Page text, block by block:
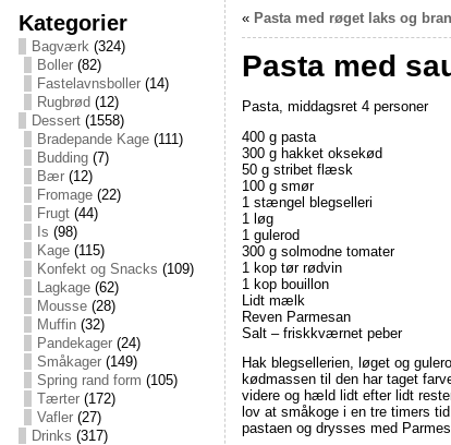
Kategorier
Bagværk(324)
Boller(82)
Fastelavnsboller(14)
Rugbrød (12)
Dessert(1558)
Bradepande Kage(111)
Budding(7)
Bær(12)
Fromage(22)
Frugt(44)
Is (98)
Kage(115)
Konfekt og Snacks (109)
Lagkage(62)
Mousse(28)
Muffin(32)
Pandekager(24)
Småkager(149)
Spring rand form (105)
Tærter(172)
Vafler(27)
Drinks (317)
« Pasta med røget laks og
Pasta med
Pasta, middagsret 4 personer
400 g pasta
300 g hakket oksekød
50 g stribet flæsk
100 g smør
1 stængel blegselleri
1 løg
1 gulerod
300 g solmodne tomater
1 kop tør rødvin
1 kop bouillon
Lidt mælk
Reven Parmesan
Salt – friskkværnet peber
Hak blegsellerien, løget og
kødmassen til den har taget
videre og hæld lidt efter lidt
lov at småkoge i en tre timers
pastaen og drysses med